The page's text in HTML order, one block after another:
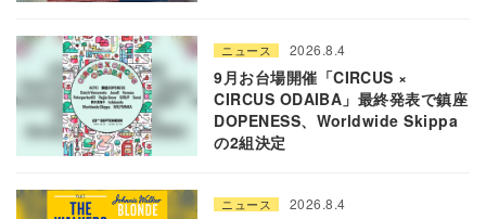
ニュース 2026.8.4
9月お台場開催「CIRCUS ×
CIRCUS ODAIBA」最終発表で鎮座
DOPENESS、Worldwide Skippa
の2組決定
ニュース 2026.8.4